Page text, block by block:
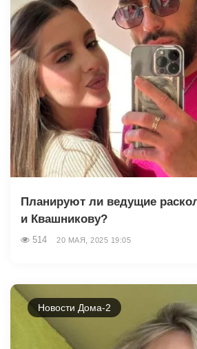
Планируют ли ведущие
и Квашникову?
514 20 МАЯ, 2025 19:05
Новости Дома-2